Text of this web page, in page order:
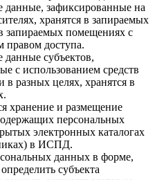
данные, зафиксированные на
хранятся в запираемых
запираемых помещениях с
правом доступа.
данные субъектов,
с использованием средств
в разных целях, хранятся в
хранение и размещение
персональных
электронных каталогах
в ИСПД.
данных в форме,
субъекта